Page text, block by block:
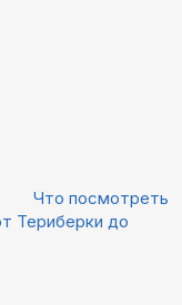
Что посмотреть
Териберки до